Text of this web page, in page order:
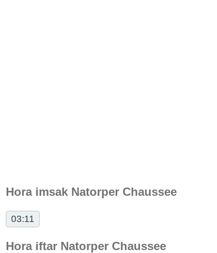
Hora imsak Natorper Chaussee
03:11
Hora iftar Natorper Chaussee